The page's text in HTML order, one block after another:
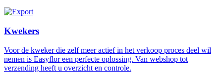
Kwekers
Voor de kweker die zelf meer actief in het verkoop proces deel wil
nemen is Easyflor een perfecte oplossing. Van webshop tot
verzending heeft u overzicht en controle.